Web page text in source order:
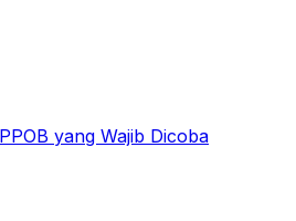
yang Wajib Dicoba